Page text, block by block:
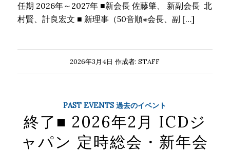
任期 2026年～2027年 ■新会長 佐藤肇、 新副会長 北
村賢、計良宏文 ■ 新理事（50音順※会長、副 […]
2026年3月4日 作成者:STAFF
PAST EVENTS 過去のイベント
終了■ 2026年2月 ICDジ
ャパン 定時総会・新年会